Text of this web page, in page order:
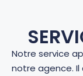
Notre service
notre agence.